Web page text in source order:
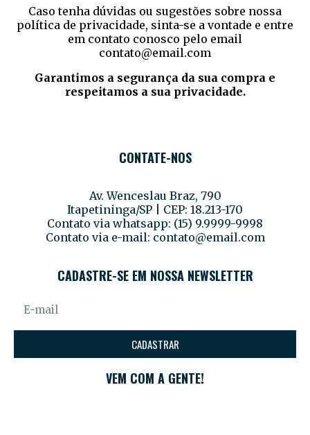
Caso tenha dúvidas ou sugestões sobre nossa
política de privacidade, sinta-se a vontade e entre
em contato conosco pelo email
contato@email.com
Garantimos a segurança da sua compra e
respeitamos a sua privacidade.
CONTATE-NOS
Av. Wenceslau Braz, 790
Itapetininga/SP | CEP: 18.213-170
Contato via whatsapp: (15) 9.9999-9998
Contato via e-mail: contato@email.com
CADASTRE-SE EM NOSSA NEWSLETTER
CADASTRAR
VEM COM A GENTE!